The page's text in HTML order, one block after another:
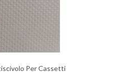
Per Cassetti